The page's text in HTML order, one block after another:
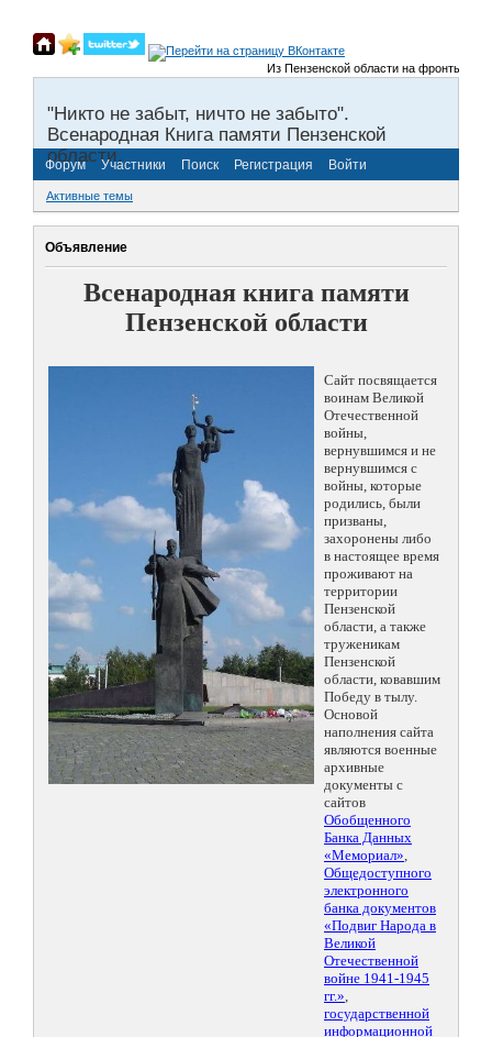
Из Пензенской области на фронты
"Никто не забыт, ничто не забыто".
Всенародная Книга памяти Пензенской
области.
Форум Участники Поиск Регистрация Войти
Активные темы
Объявление
Всенародная книга памяти
Пензенской области
Сайт посвящается
воинам Великой
Отечественной
войны,
вернувшимся и не
вернувшимся с
войны, которые
родились, были
призваны,
захоронены либо
в настоящее время
проживают на
территории
Пензенской
области, а также
труженикам
Пензенской
области, ковавшим
Победу в тылу.
Основой
наполнения сайта
являются военные
архивные
документы с
сайтов
Обобщенного
Банка Данных
«Мемориал»,
Общедоступного
электронного
банка документов
«Подвиг Народа в
Великой
Отечественной
войне 1941-1945
гг.»,
государственной
информационной